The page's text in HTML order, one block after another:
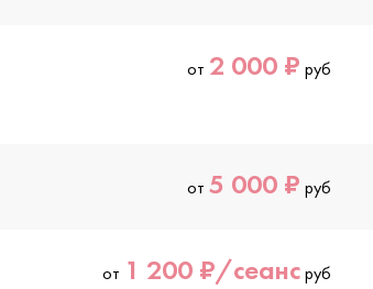
от 2 000 ₽ руб
от 5 000 ₽ руб
от 1 200 ₽/сеансруб